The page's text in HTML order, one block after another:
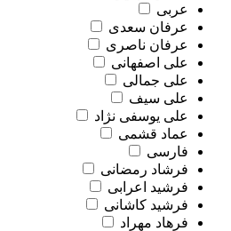
عربی
عرفان سعدی
عرفان ناصری
علی اصفهانی
علی جمالی
علی سیف
علی یوسفی نژاد
عماد قشمی
فارسی
فرشاد رمضانی
فرشید اعرابی
فرشید کاشانی
فرهاد مهراد